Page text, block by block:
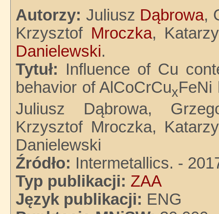
Autorzy: Juliusz Dąbrowa,
Krzysztof Mroczka,
Danielewski.
Tytuł: Influence of Cu
behavior of AlCoCrCuxFeNi
Juliusz Dąbrowa,
Krzysztof Mroczka,
Danielewski
Źródło: Intermetallics. -
Typ publikacji: ZAA
Język publikacji: ENG